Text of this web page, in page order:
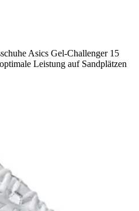
Asics Gel-Challenger 15
Leistung auf Sandplätzen